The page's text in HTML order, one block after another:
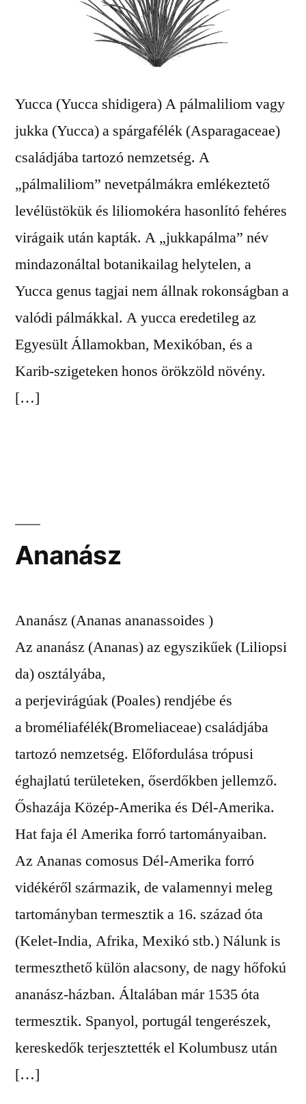
Yucca (Yucca shidigera) A pálmaliliom vagy
jukka (Yucca) a spárgafélék (Asparagaceae)
családjába tartozó nemzetség. A
„pálmaliliom” nevetpálmákra emlékeztető
levélüstökük és liliomokéra hasonlító fehéres
virágaik után kapták. A „jukkapálma” név
mindazonáltal botanikailag helytelen, a
Yucca genus tagjai nem állnak rokonságban a
valódi pálmákkal. A yucca eredetileg az
Egyesült Államokban, Mexikóban, és a
Karib-szigeteken honos örökzöld növény.
[…]
Ananász
Ananász (Ananas ananassoides )
Az ananász (Ananas) az egyszikűek (Liliopsi
da) osztályába,
a perjevirágúak (Poales) rendjébe és
a broméliafélék(Bromeliaceae) családjába
tartozó nemzetség. Előfordulása trópusi
éghajlatú területeken, őserdőkben jellemző.
Őshazája Közép-Amerika és Dél-Amerika.
Hat faja él Amerika forró tartományaiban.
Az Ananas comosus Dél-Amerika forró
vidékéről származik, de valamennyi meleg
tartományban termesztik a 16. század óta
(Kelet-India, Afrika, Mexikó stb.) Nálunk is
termeszthető külön alacsony, de nagy hőfokú
ananász-házban. Általában már 1535 óta
termesztik. Spanyol, portugál tengerészek,
kereskedők terjesztették el Kolumbusz után
[…]